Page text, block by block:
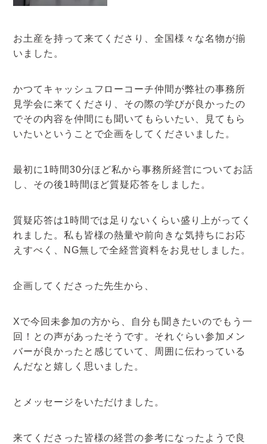
お土産を持って来てくださり、全国様々な名物が揃
いました。
かつてキャッシュフローコーチ仲間が弊社の事務所
見学会に来てくださり、その際の学びが良かったの
でその内容を仲間にも聞いてもらいたい、見てもら
いたいということで企画をしてくださいました。
最初に1時間30分ほど私から事務所経営についてお話
し、その後1時間ほど質疑応答をしました。
質疑応答は1時間では足りないくらい盛り上がってく
れました。私も皆様の熱量や前向きな気持ちにお応
えすべく、NG無しで全経営資料をお見せしました。
企画してくださった先生から、
Xで今回未参加の方から、自分も聞きたいのでもう一
回！との声があったそうです。それぐらい参加メン
バーが良かったと感じていて、周囲に伝わっている
んだなと嬉しく思いました。
とメッセージをいただけました。
来てくださった皆様の経営の参考になったようで良